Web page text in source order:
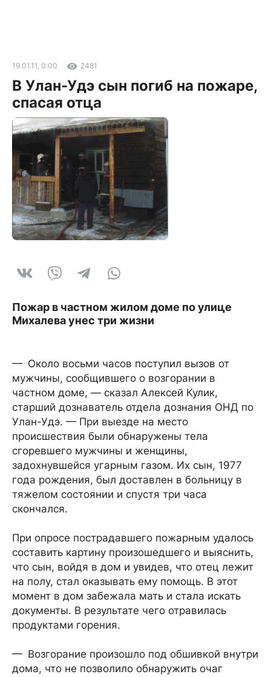
19.01.11, 0:00 2481
В Улан-Удэ сын погиб на пожаре,
спасая отца
Пожар в частном жилом доме по улице
Михалева унес три жизни
— Около восьми часов поступил вызов от
мужчины, сообщившего о возгорании в
частном доме, — сказал Алексей Кулик,
старший дознаватель отдела дознания ОНД по
Улан-Удэ. — При выезде на место
происшествия были обнаружены тела
сгоревшего мужчины и женщины,
задохнувшейся угарным газом. Их сын, 1977
года рождения, был доставлен в больницу в
тяжелом состоянии и спустя три часа
скончался.
При опросе пострадавшего пожарным удалось
составить картину произошедшего и выяснить,
что сын, войдя в дом и увидев, что отец лежит
на полу, стал оказывать ему помощь. В этот
момент в дом забежала мать и стала искать
документы. В результате чего отравилась
продуктами горения.
— Возгорание произошло под обшивкой внутри
дома, что не позволило обнаружить очаг